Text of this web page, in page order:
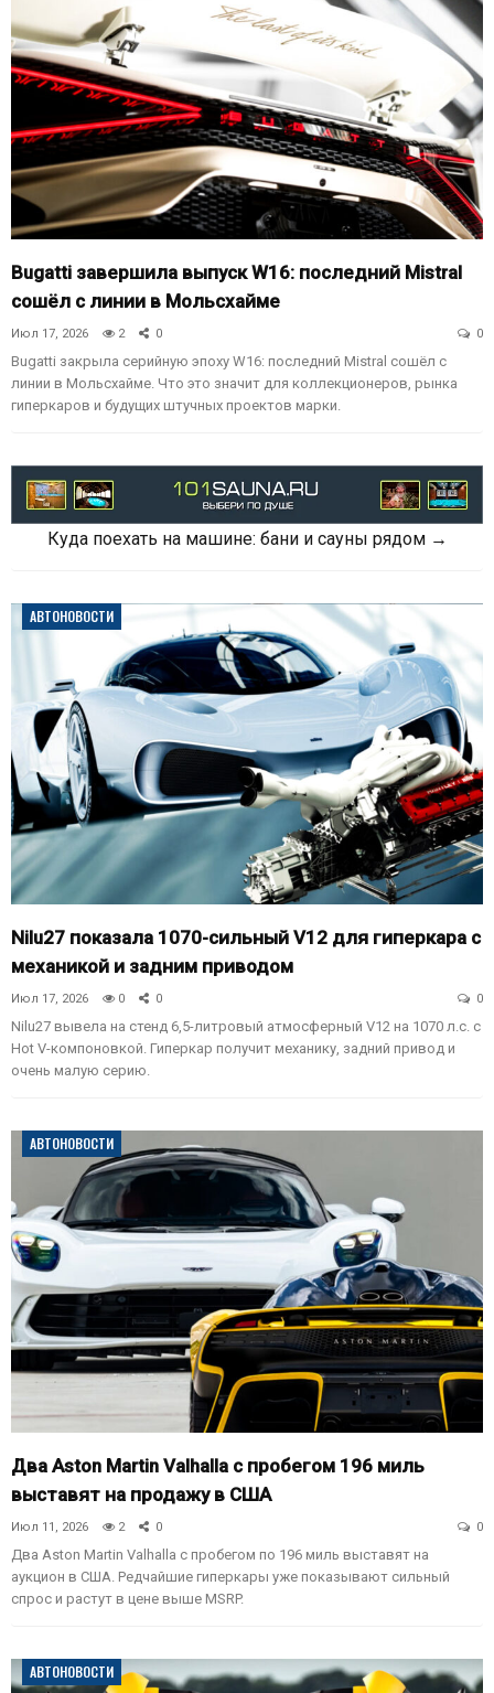
Bugatti завершила выпуск W16: последний Mistral
сошёл с линии в Мольсхайме
Июл 17, 2026 2 0 0
Bugatti закрыла серийную эпоху W16: последний Mistral сошёл с
линии в Мольсхайме. Что это значит для коллекционеров, рынка
гиперкаров и будущих штучных проектов марки.
Куда поехать на машине: бани и сауны рядом →
АВТОНОВОСТИ
Nilu27 показала 1070-сильный V12 для гиперкара с
механикой и задним приводом
Июл 17, 2026 0 0 0
Nilu27 вывела на стенд 6,5-литровый атмосферный V12 на 1070 л.с. с
Hot V-компоновкой. Гиперкар получит механику, задний привод и
очень малую серию.
АВТОНОВОСТИ
Два Aston Martin Valhalla с пробегом 196 миль
выставят на продажу в США
Июл 11, 2026 2 0 0
Два Aston Martin Valhalla с пробегом по 196 миль выставят на
аукцион в США. Редчайшие гиперкары уже показывают сильный
спрос и растут в цене выше MSRP.
АВТОНОВОСТИ